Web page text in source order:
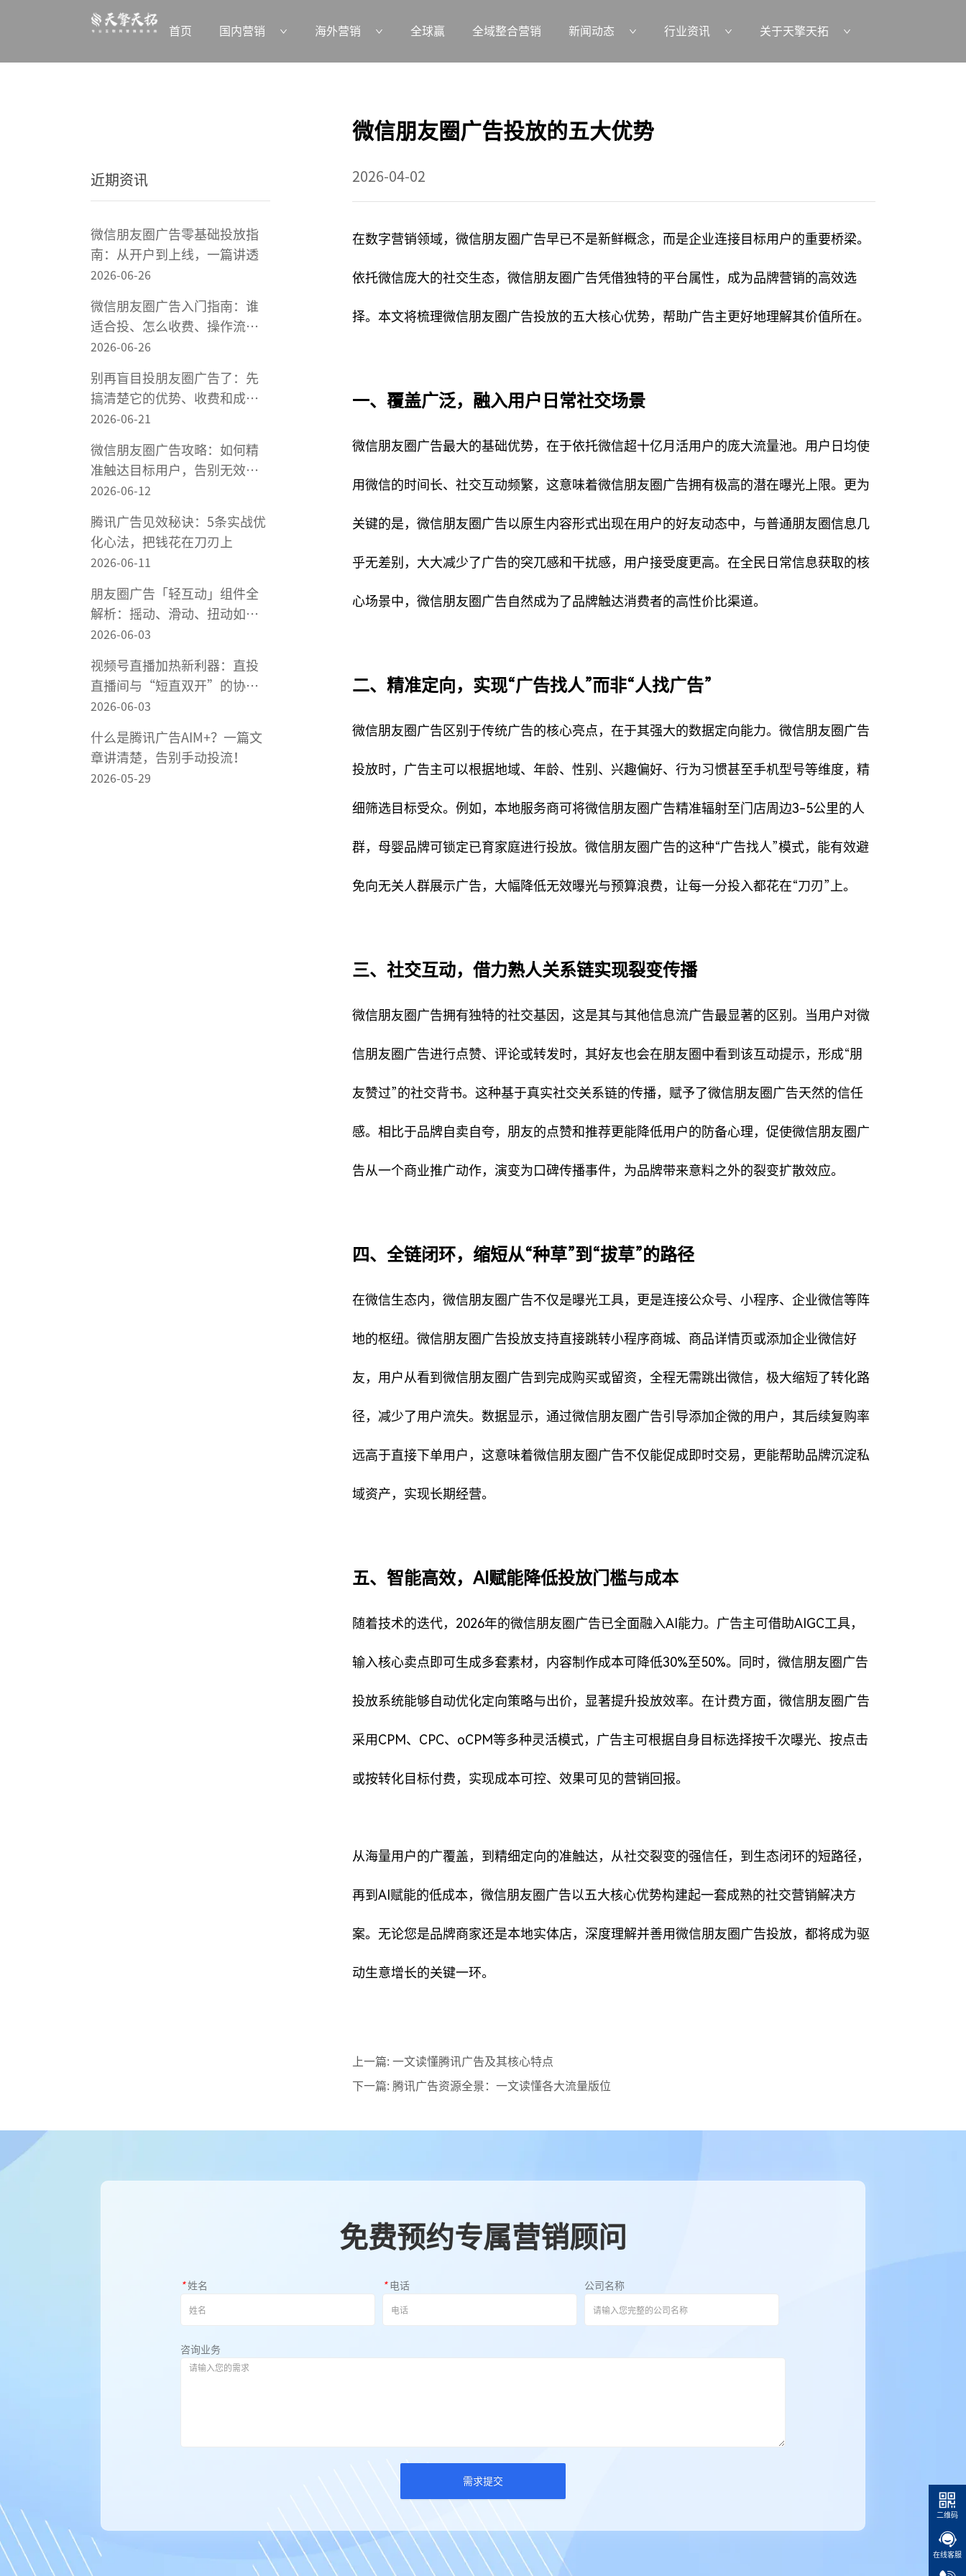
首页 国内营销 海外营销 全球赢 全域整合营销 新闻动态 行业资讯 关于天擎天拓
微信朋友圈广告投放的五大优势
近期资讯
微信朋友圈广告零基础投放指
南：从开户到上线，一篇讲透
2026-06-26
微信朋友圈广告入门指南：谁
适合投、怎么收费、操作流程
是什么
2026-06-26
别再盲目投朋友圈广告了：先
搞清楚它的优势、收费和成本
逻辑
2026-06-21
微信朋友圈广告攻略：如何精
准触达目标用户，告别无效曝
光？
2026-06-12
腾讯广告见效秘诀：5条实战优
化心法，把钱花在刀刃上
2026-06-11
朋友圈广告「轻互动」组件全
解析：摇动、滑动、扭动如何
提高点击率
2026-06-03
视频号直播加热新利器：直投
直播间与“短直双开”的协同
爆发
2026-06-03
什么是腾讯广告AIM+？一篇文
章讲清楚，告别手动投流！
2026-05-29
2026-04-02
在数字营销领域，微信朋友圈广告早已不是新鲜概念，而是企业连接目标用户的重要桥梁。
依托微信庞大的社交生态，微信朋友圈广告凭借独特的平台属性，成为品牌营销的高效选
择。本文将梳理微信朋友圈广告投放的五大核心优势，帮助广告主更好地理解其价值所在。
一、覆盖广泛，融入用户日常社交场景
微信朋友圈广告最大的基础优势，在于依托微信超十亿月活用户的庞大流量池。用户日均使
用微信的时间长、社交互动频繁，这意味着微信朋友圈广告拥有极高的潜在曝光上限。更为
关键的是，微信朋友圈广告以原生内容形式出现在用户的好友动态中，与普通朋友圈信息几
乎无差别，大大减少了广告的突兀感和干扰感，用户接受度更高。在全民日常信息获取的核
心场景中，微信朋友圈广告自然成为了品牌触达消费者的高性价比渠道。
二、精准定向，实现“广告找人”而非“人找广告”
微信朋友圈广告区别于传统广告的核心亮点，在于其强大的数据定向能力。微信朋友圈广告
投放时，广告主可以根据地域、年龄、性别、兴趣偏好、行为习惯甚至手机型号等维度，精
细筛选目标受众。例如，本地服务商可将微信朋友圈广告精准辐射至门店周边3-5公里的人
群，母婴品牌可锁定已育家庭进行投放。微信朋友圈广告的这种“广告找人”模式，能有效避
免向无关人群展示广告，大幅降低无效曝光与预算浪费，让每一分投入都花在“刀刃”上。
三、社交互动，借力熟人关系链实现裂变传播
微信朋友圈广告拥有独特的社交基因，这是其与其他信息流广告最显著的区别。当用户对微
信朋友圈广告进行点赞、评论或转发时，其好友也会在朋友圈中看到该互动提示，形成“朋
友赞过”的社交背书。这种基于真实社交关系链的传播，赋予了微信朋友圈广告天然的信任
感。相比于品牌自卖自夸，朋友的点赞和推荐更能降低用户的防备心理，促使微信朋友圈广
告从一个商业推广动作，演变为口碑传播事件，为品牌带来意料之外的裂变扩散效应。
四、全链闭环，缩短从“种草”到“拔草”的路径
在微信生态内，微信朋友圈广告不仅是曝光工具，更是连接公众号、小程序、企业微信等阵
地的枢纽。微信朋友圈广告投放支持直接跳转小程序商城、商品详情页或添加企业微信好
友，用户从看到微信朋友圈广告到完成购买或留资，全程无需跳出微信，极大缩短了转化路
径，减少了用户流失。数据显示，通过微信朋友圈广告引导添加企微的用户，其后续复购率
远高于直接下单用户，这意味着微信朋友圈广告不仅能促成即时交易，更能帮助品牌沉淀私
域资产，实现长期经营。
五、智能高效，AI赋能降低投放门槛与成本
随着技术的迭代，2026年的微信朋友圈广告已全面融入AI能力。广告主可借助AIGC工具，
输入核心卖点即可生成多套素材，内容制作成本可降低30%至50%。同时，微信朋友圈广告
投放系统能够自动优化定向策略与出价，显著提升投放效率。在计费方面，微信朋友圈广告
采用CPM、CPC、oCPM等多种灵活模式，广告主可根据自身目标选择按千次曝光、按点击
或按转化目标付费，实现成本可控、效果可见的营销回报。
从海量用户的广覆盖，到精细定向的准触达，从社交裂变的强信任，到生态闭环的短路径，
再到AI赋能的低成本，微信朋友圈广告以五大核心优势构建起一套成熟的社交营销解决方
案。无论您是品牌商家还是本地实体店，深度理解并善用微信朋友圈广告投放，都将成为驱
动生意增长的关键一环。
上一篇:一文读懂腾讯广告及其核心特点
下一篇: 腾讯广告资源全景：一文读懂各大流量版位
免费预约专属营销顾问
*姓名 *电话 公司名称
咨询业务
需求提交
二维码
在线客服